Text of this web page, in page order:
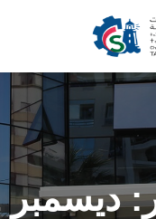
ديسمبر 2021